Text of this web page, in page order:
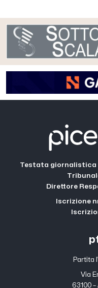
Testata giornalistica
Direttore
Iscrizione
Partita
Via
63100